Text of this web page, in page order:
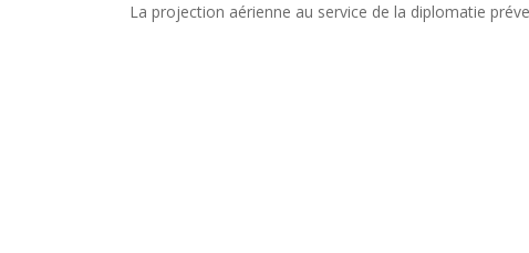
La projection aérienne au service de la diplomatie